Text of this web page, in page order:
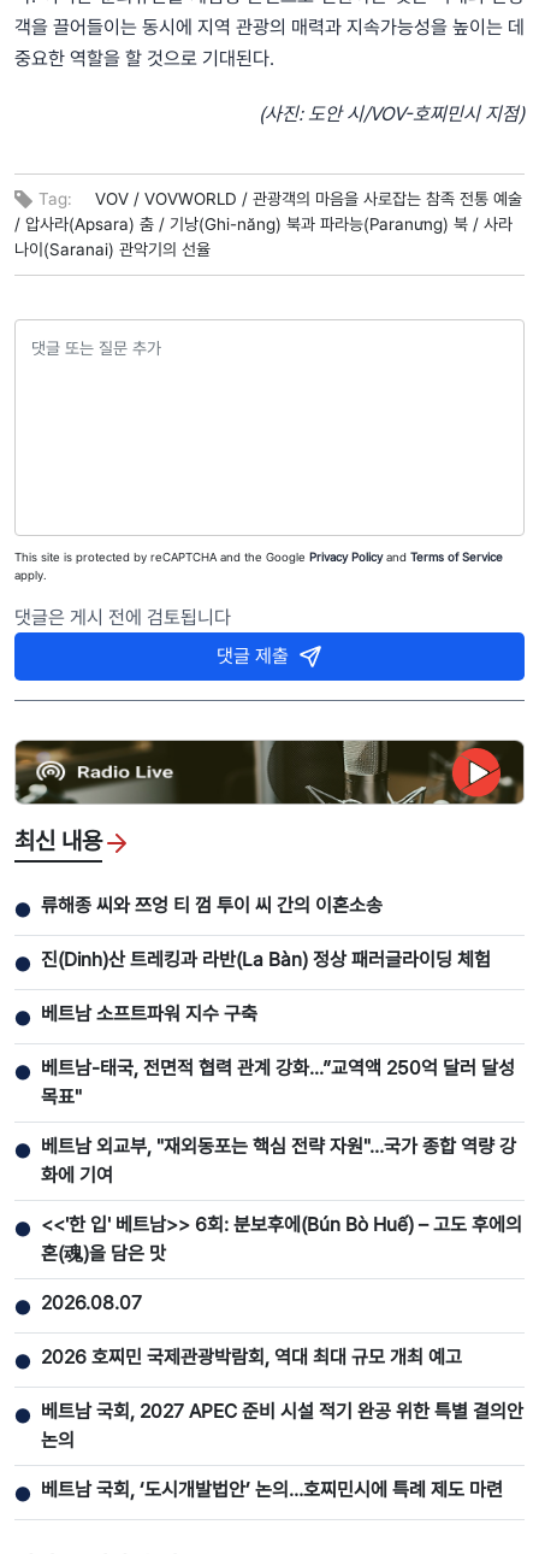
객을 끌어들이는 동시에 지역 관광의 매력과 지속가능성을 높이는 데
중요한 역할을 할 것으로 기대된다.
(사진: 도안 시/VOV-호찌민시 지점)
Tag: VOV / VOVWORLD / 관광객의 마음을 사로잡는 참족 전통 예술
/ 압사라(Apsara) 춤 / 기낭(Ghi-năng) 북과 파라능(Paranưng) 북 / 사라
나이(Saranai) 관악기의 선율
This site is protected by reCAPTCHA and the Google Privacy Policyand Terms of Service
apply.
댓글은 게시 전에 검토됩니다
댓글 제출
최신 내용
● 류해종 씨와 쯔엉 티 껌 투이 씨 간의 이혼소송
● 진(Dinh)산 트레킹과 라반(La Bàn) 정상 패러글라이딩 체험
● 베트남 소프트파워 지수 구축
● 베트남-태국, 전면적 협력 관계 강화...”교역액 250억 달러 달성
목표"
● 베트남 외교부, "재외동포는 핵심 전략 자원"…국가 종합 역량 강
화에 기여
● <<'한 입' 베트남>> 6회: 분보후에(Bún Bò Huế) – 고도 후에의
혼(魂)을 담은 맛
● 2026.08.07
● 2026 호찌민 국제관광박람회, 역대 최대 규모 개최 예고
● 베트남 국회, 2027 APEC 준비 시설 적기 완공 위한 특별 결의안
논의
● 베트남 국회, ‘도시개발법안’ 논의…호찌민시에 특례 제도 마련